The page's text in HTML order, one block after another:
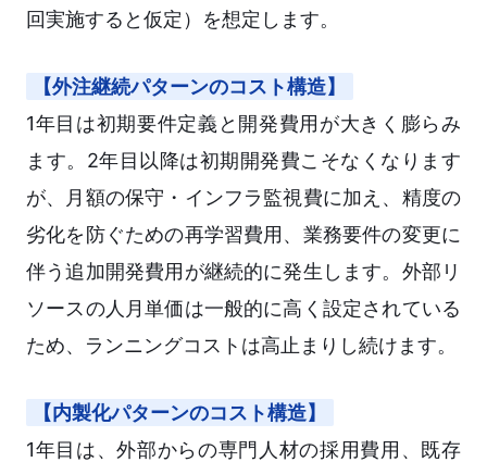
回実施すると仮定）を想定します。
【外注継続パターンのコスト構造】
1年目は初期要件定義と開発費用が大きく膨らみ
ます。2年目以降は初期開発費こそなくなります
が、月額の保守・インフラ監視費に加え、精度の
劣化を防ぐための再学習費用、業務要件の変更に
伴う追加開発費用が継続的に発生します。外部リ
ソースの人月単価は一般的に高く設定されている
ため、ランニングコストは高止まりし続けます。
【内製化パターンのコスト構造】
1年目は、外部からの専門人材の採用費用、既存